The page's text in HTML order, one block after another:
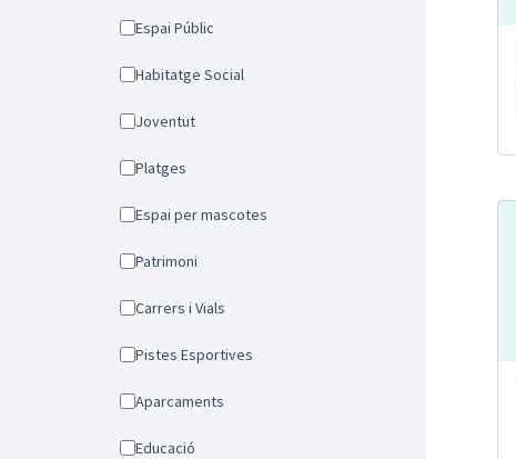
Espai Públic
Habitatge Social
Joventut
Platges
Espai per mascotes
Patrimoni
Carrers i Vials
Pistes Esportives
Aparcaments
Educació